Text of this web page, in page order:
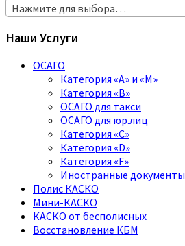
Нажмите для выбора…
Наши Услуги
ОСАГО
Категория «A» и «M»
Категория «B»
ОСАГО для такси
ОСАГО для юр.лиц
Категория «C»
Категория «D»
Категория «F»
Иностранные документы
Полис КАСКО
Мини-КАСКО
КАСКО от бесполисных
Восстановление КБМ